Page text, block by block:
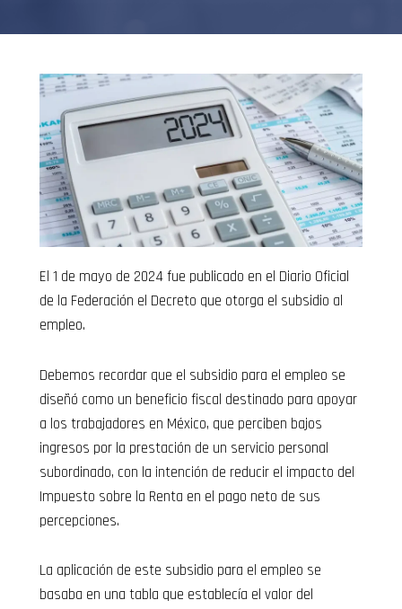
El 1 de mayo de 2024 fue publicado en el Diario Oficial
de la Federación el Decreto que otorga el subsidio al
empleo.
Debemos recordar que el subsidio para el empleo se
diseñó como un beneficio fiscal destinado para apoyar
a los trabajadores en México, que perciben bajos
ingresos por la prestación de un servicio personal
subordinado, con la intención de reducir el impacto del
Impuesto sobre la Renta en el pago neto de sus
percepciones.
La aplicación de este subsidio para el empleo se
basaba en una tabla que establecía el valor del